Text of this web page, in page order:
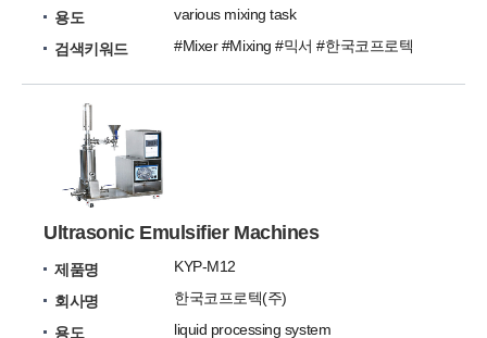
용도
various mixing task
검색키워드
#Mixer #Mixing #믹서 #한국코프로텍
Ultrasonic Emulsifier Machines
제품명
KYP-M12
회사명
한국코프로텍(주)
용도
liquid processing system